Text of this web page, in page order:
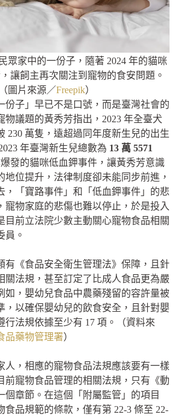
眾家中的一份子，隨著 2024 年的貓咪
讓飼主再次關注到寵物的食安問題。
（圖片來源／Freepik）
份子」早已不是口號，而是臺灣社會的
物議題的黃秀芳指出，2023 年全臺犬
230 萬隻，遠超過同年度新生兒的出生
年臺灣新生兒總數為 13 萬 5571
發的貓咪低血鉀事件，讓黃秀芳意識
地位提升，法律制度卻未能同步前進，
，「寶路事件」和「低血鉀事件」的悲
寵物家庭的悲傷也難以停止，於是投入
目前立法院少數主動關心寵物食品相關
員。
有《食品安全衛生管理法》保障，且針
關法規，甚至訂定了比成人食品更為嚴
如，嬰幼兒食品中農藥殘留的容許量被
，以確保嬰幼兒的飲食安全，且針對嬰
行法規依據至少有 17 項。（資料來
品藥物管理署）
人，相應的寵物食品法規應該要有一樣
前寵物食品管理的相關法規，只有《動
個章節。在這個「附屬監管」的項目
食品規範的條款，僅有第 22-3 條至 22-